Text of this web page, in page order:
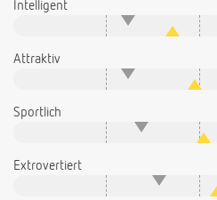
Intelligent
Attraktiv
Sportlich
Extrovertiert